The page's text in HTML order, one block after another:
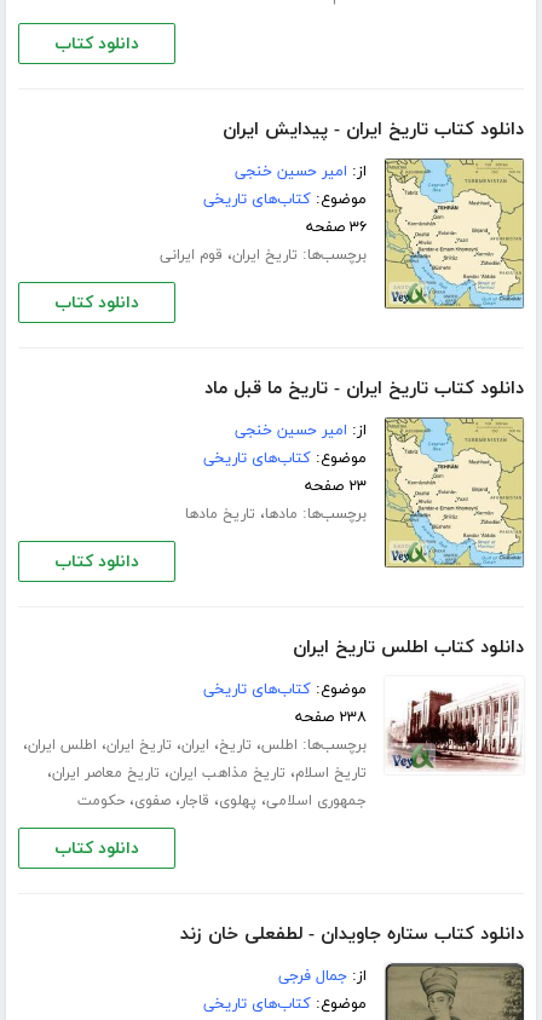
دانلود کتاب
دانلود کتاب تاریخ ایران - پیدایش ایران
از: امیر حسین خنجی
موضوع:کتاب‌های تاریخی
۳۶ صفحه
برچسب‌ها: تاریخ ایران، قوم ایرانی
دانلود کتاب
دانلود کتاب تاریخ ایران - تاریخ ما قبل ماد
از: امیر حسین خنجی
موضوع:کتاب‌های تاریخی
۲۳ صفحه
برچسب‌ها: مادها، تاریخ مادها
دانلود کتاب
دانلود کتاب اطلس تاریخ ایران
موضوع:کتاب‌های تاریخی
۲۳۸ صفحه
برچسب‌ها: اطلس، تاریخ، ایران، تاریخ ایران، اطلس ایران،
تاریخ اسلام، تاریخ مذاهب ایران، تاریخ معاصر ایران،
جمهوری اسلامی، پهلوی، قاجار،صفوی،حکومت
دانلود کتاب
دانلود کتاب ستاره جاویدان - لطفعلی خان زند
از:جمال فرجی
موضوع:کتاب‌های تاریخی